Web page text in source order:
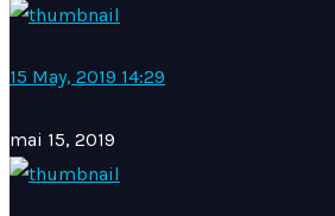
15 May, 2019 14:29
mai 15, 2019